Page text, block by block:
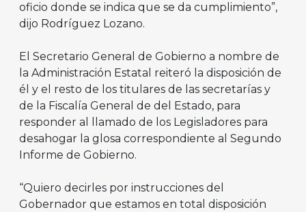
oficio donde se indica que se da cumplimiento”,
dijo Rodríguez Lozano.
El Secretario General de Gobierno a nombre de
la Administración Estatal reiteró la disposición de
él y el resto de los titulares de las secretarías y
de la Fiscalía General de del Estado, para
responder al llamado de los Legisladores para
desahogar la glosa correspondiente al Segundo
Informe de Gobierno.
“Quiero decirles por instrucciones del
Gobernador que estamos en total disposición